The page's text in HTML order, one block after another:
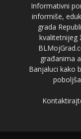
Informativni
informiše,
grada
kvalitetnijeg
građanima
Banjaluci kako